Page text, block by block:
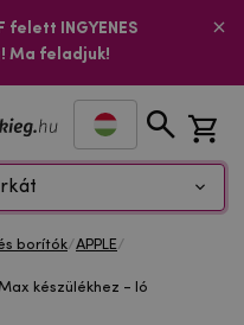
felett INGYENES
Ma feladjuk!
borítók/APPLE/
készülékhez - ló